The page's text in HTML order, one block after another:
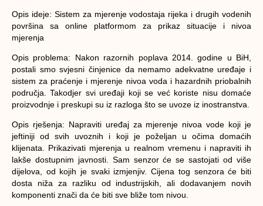
Opis ideje: Sistem za mjerenje vodostaja rijeka i drugih vodenih
površina sa online platformom za prikaz situacije i nivoa
mjerenja
Opis problema: Nakon razornih poplava 2014. godine u BiH,
postali smo svjesni činjenice da nemamo adekvatne uređaje i
sistem za praćenje i mjerenje nivoa voda i hazardnih priobalnih
područja. Takodjer svi uređaji koji se već koriste nisu domaće
proizvodnje i preskupi su iz razloga što se uvoze iz inostranstva.
Opis rješenja: Napraviti uređaj za mjerenje nivoa vode koji je
jeftiniji od svih uvoznih i koji je poželjan u očima domaćih
klijenata. Prikazivati mjerenja u realnom vremenu i napraviti ih
lakše dostupnim javnosti. Sam senzor će se sastojati od više
dijelova, od kojih je svaki izmjenjiv. Cijena tog senzora će biti
dosta niža za razliku od industrijskih, ali dodavanjem novih
komponenti znači da će biti sve bliže tom nivou.